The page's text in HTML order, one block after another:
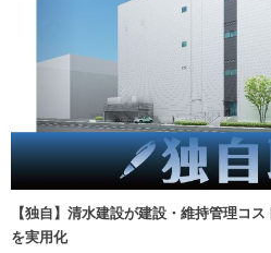
【独自】清水建設が建設・維持管理コ
を実用化